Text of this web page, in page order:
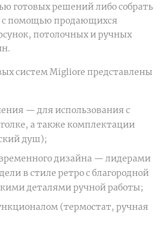
готовых решений либо собрать
с помощью продающихся
потолочных и ручных
систем Migliore представлены
— для использования с
а также комплектации
душ);
дизайна — лидерами
в стиле ретро с благородной
деталями ручной работы;
(термостат, ручная